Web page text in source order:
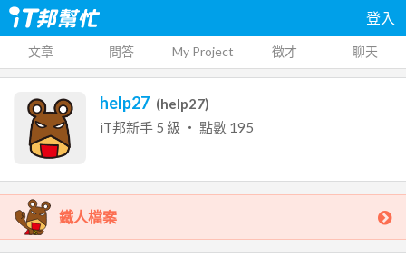
登入
文章 問答 My Project 徵才 聊天
help27 (help27)
iT邦新手 5 級 ‧ 點數 195
鐵人檔案